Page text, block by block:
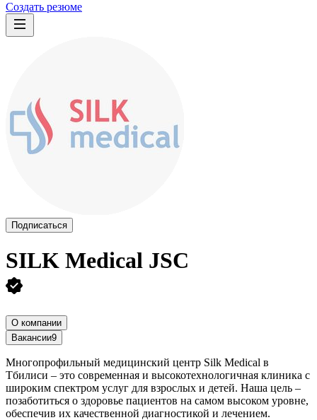
Создать резюме
Подписаться
SILK Medical JSC
О компании
Вакансии9
Многопрофильный медицинский центр Silk Medical в
Тбилиси – это современная и высокотехнологичная клиника с
широким спектром услуг для взрослых и детей. Наша цель –
позаботиться о здоровье пациентов на самом высоком уровне,
обеспечив их качественной диагностикой и лечением.